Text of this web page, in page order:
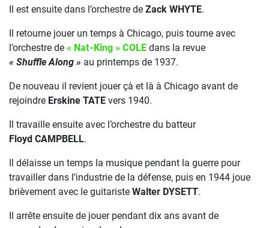
Il est ensuite dans l’orchestre de Zack WHYTE.
Il retourne jouer un temps à Chicago, puis tourne avec
l’orchestre de « Nat-King » COLE dans la revue
« Shuffle Along » au printemps de 1937.
De nouveau il revient jouer çà et là à Chicago avant de
rejoindre Erskine TATE vers 1940.
Il travaille ensuite avec l’orchestre du batteur
Floyd CAMPBELL.
Il délaisse un temps la musique pendant la guerre pour
travailler dans l’industrie de la défense, puis en 1944 joue
brièvement avec le guitariste Walter DYSETT.
Il arrête ensuite de jouer pendant dix ans avant de